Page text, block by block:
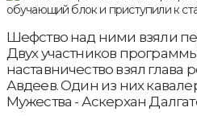
Шефство над ними взяли
Двух участников
наставничество взял глава
Авдеев. Один из них
Мужества - Аскерхан